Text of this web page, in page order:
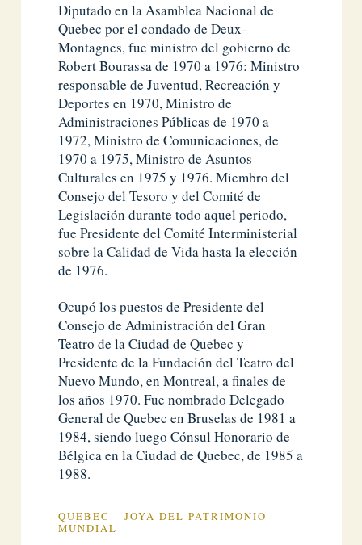
Diputado en la Asamblea Nacional de
Quebec por el condado de Deux-
Montagnes, fue ministro del gobierno de
Robert Bourassa de 1970 a 1976: Ministro
responsable de Juventud, Recreación y
Deportes en 1970, Ministro de
Administraciones Públicas de 1970 a
1972, Ministro de Comunicaciones, de
1970 a 1975, Ministro de Asuntos
Culturales en 1975 y 1976. Miembro del
Consejo del Tesoro y del Comité de
Legislación durante todo aquel periodo,
fue Presidente del Comité Interministerial
sobre la Calidad de Vida hasta la elección
de 1976.
Ocupó los puestos de Presidente del
Consejo de Administración del Gran
Teatro de la Ciudad de Quebec y
Presidente de la Fundación del Teatro del
Nuevo Mundo, en Montreal, a finales de
los años 1970. Fue nombrado Delegado
General de Quebec en Bruselas de 1981 a
1984, siendo luego Cónsul Honorario de
Bélgica en la Ciudad de Quebec, de 1985 a
1988.
QUEBEC – JOYA DEL PATRIMONIO
MUNDIAL